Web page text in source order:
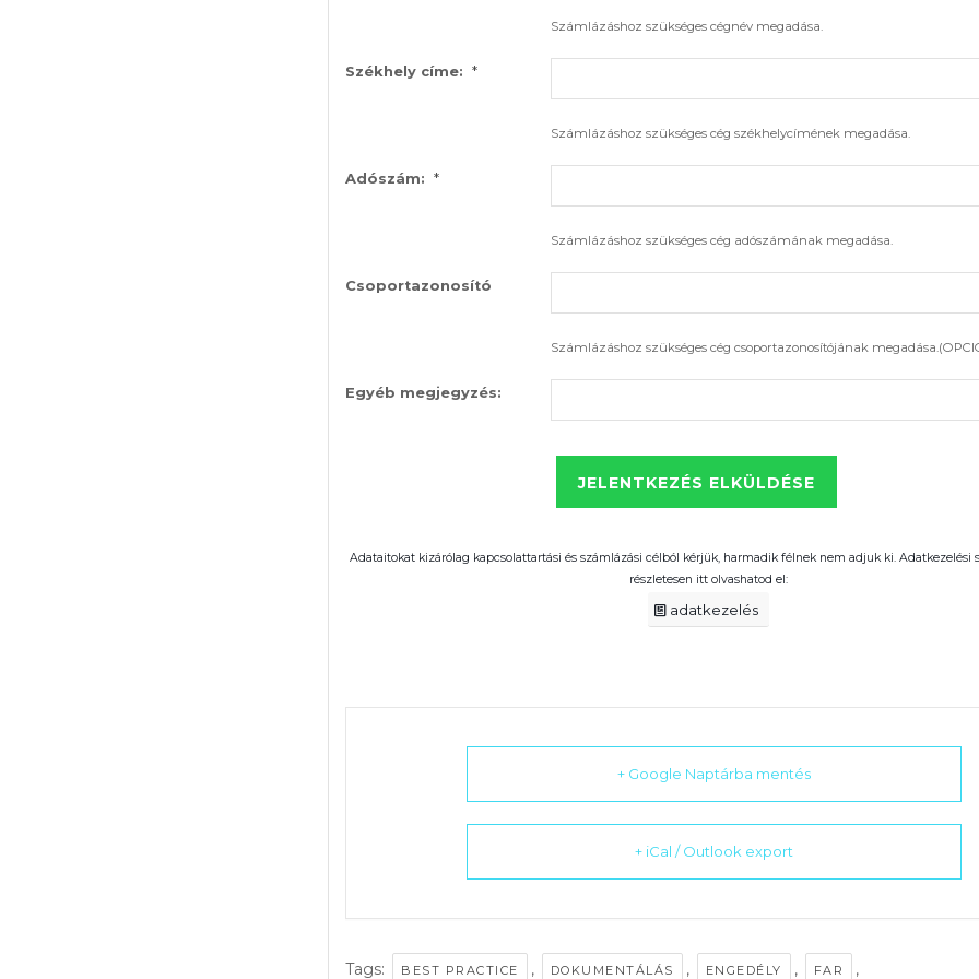
Számlázáshoz szükséges cégnév megadása.
Székhely címe: *
Számlázáshoz szükséges cég székhelycímének megadása.
Adószám: *
Számlázáshoz szükséges cég adószámának megadása.
Csoportazonosító
Számlázáshoz szükséges cég csoportazonosítójának
Egyéb megjegyzés:
Adataitokat kizárólag kapcsolattartási és számlázási célból kérjük, harmadik félnek nem adjuk ki. Adatkezelési
részletesen itt olvashatod el:
adatkezelés
+ Google Naptárba mentés
+ iCal / Outlook export
Tags: BEST PRACTICE , DOKUMENTÁLÁS , ENGEDÉLY , FAR ,